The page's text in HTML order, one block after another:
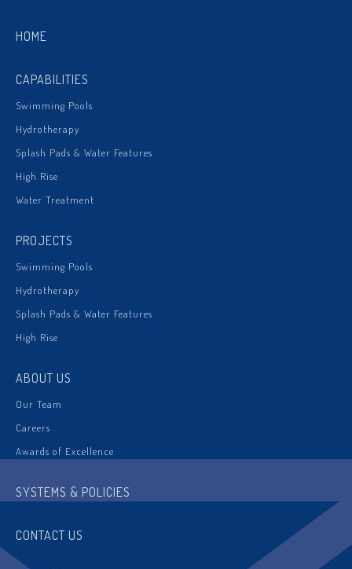
HOME
CAPABILITIES
Swimming Pools
Hydrotherapy
Splash Pads & Water Features
High Rise
Water Treatment
PROJECTS
Swimming Pools
Hydrotherapy
Splash Pads & Water Features
High Rise
ABOUT US
Our Team
Careers
Awards of Excellence
SYSTEMS & POLICIES
CONTACT US